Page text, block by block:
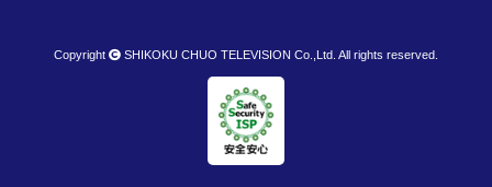
Copyright SHIKOKU CHUO TELEVISION Co.,Ltd. All rights reserved.